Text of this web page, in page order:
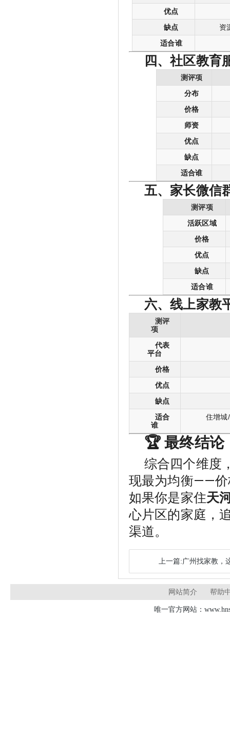
优点
缺点
资
适合谁
四、社区教育
测评项
分布
价格
师资
优点
缺点
适合谁
五、家长微信
测评项
活跃区域
价格
优点
缺点
适合谁
六、线上家教
测评
项
代表
平台
价格
优点
缺点
适合
谁
住增城
🏆 最终结论
综合四个维度
现最为均衡——价
如果你是家住天
心片区的家庭，
渠道。
上一篇:广州找家教，
网站简介 帮助
唯一官方网站：